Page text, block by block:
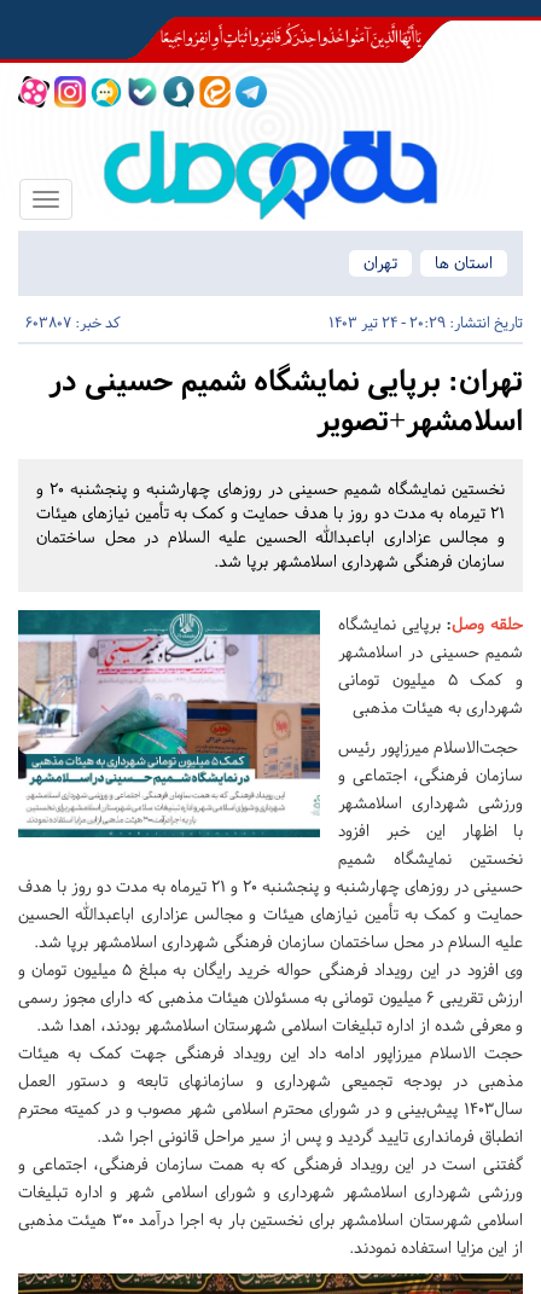
Toggle
استان ها
تهران
تاریخ انتشار: 20:29 - 24 تیر 1403 کد خبر: 603807
تهران: برپایی نمایشگاه شمیم حسینی در
اسلامشهر+تصویر
نخستین نمایشگاه شمیم حسینی در روزهای چهارشنبه و پنجشنبه ۲۰ و
۲۱ تیرماه به مدت دو روز با هدف حمایت و کمک به تأمین نیازهای هیئات
و مجالس عزاداری اباعبدالله الحسین علیه السلام در محل ساختمان
سازمان فرهنگی شهرداری اسلامشهر برپا شد.
حلقه وصل:برپایی نمایشگاه
شمیم حسینی در اسلامشهر
و کمک ۵ میلیون تومانی
شهرداری به هیئات مذهبی
حجت‌الاسلام میرزاپور رئیس
سازمان فرهنگی، اجتماعی و
ورزشی شهرداری اسلامشهر
با اظهار این خبر افزود
نخستین نمایشگاه شمیم
حسینی در روزهای چهارشنبه و پنجشنبه ۲۰ و ۲۱ تیرماه به مدت دو روز با هدف
حمایت و کمک به تأمین نیازهای هیئات و مجالس عزاداری اباعبدالله الحسین
علیه السلام در محل ساختمان سازمان فرهنگی شهرداری اسلامشهر برپا شد.
وی افزود در این رویداد فرهنگی حواله خرید رایگان به مبلغ ۵ میلیون تومان و
ارزش تقریبی ۶ میلیون تومانی به مسئولان هیئات مذهبی که دارای مجوز رسمی
و معرفی شده از اداره تبلیغات اسلامی شهرستان اسلامشهر بودند، اهدا شد.
حجت الاسلام میرزاپور ادامه داد این رویداد فرهنگی جهت کمک به هیئات
مذهبی در بودجه تجمیعی شهرداری و سازمانهای تابعه و دستور العمل
سال۱۴۰۳ پیش‌بینی و در شورای محترم اسلامی شهر مصوب و در کمیته محترم
انطباق فرمانداری تایید گردید و پس از سیر مراحل قانونی اجرا شد.
گفتنی است در این رویداد فرهنگی که به همت سازمان فرهنگی، اجتماعی و
ورزشی شهرداری اسلامشهر شهرداری و شورای اسلامی شهر و اداره تبلیغات
اسلامی شهرستان اسلامشهر برای نخستین بار به اجرا درآمد ۳۰۰ هیئت مذهبی
از این مزایا استفاده نمودند.